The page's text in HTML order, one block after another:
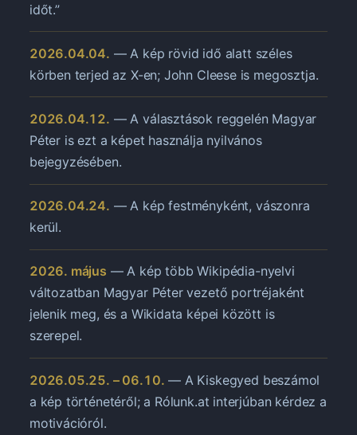
időt.”
2026.04.04. — A kép rövid idő alatt széles
körben terjed az X-en; John Cleese is megosztja.
2026.04.12. — A választások reggelén Magyar
Péter is ezt a képet használja nyilvános
bejegyzésében.
2026.04.24. — A kép festményként, vászonra
kerül.
2026. május — A kép több Wikipédia-nyelvi
változatban Magyar Péter vezető portréjaként
jelenik meg, és a Wikidata képei között is
szerepel.
2026.05.25. – 06.10. — A Kiskegyed beszámol
a kép történetéről; a Rólunk.at interjúban kérdez a
motivációról.